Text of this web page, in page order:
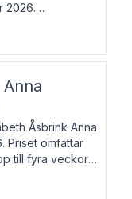
2026.
vardera. Eric
Åsbrink Anna
Priset omfattar
till fyra veckors
Elisabeth